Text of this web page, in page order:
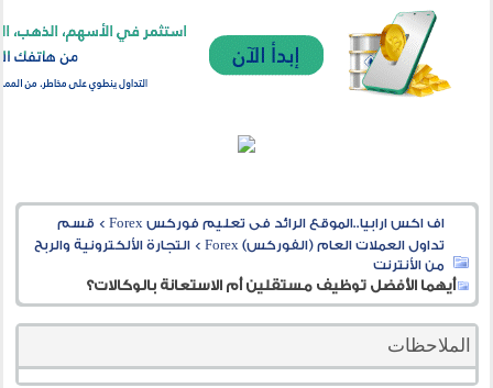
اف اكس ارابيا..الموقع الرائد فى تعليم فوركس Forex > قسم
تداول العملات العام (الفوركس) Forex
>التجارة الألكترونية والربح
من الأنترنت
أيهما الأفضل توظيف مستقلين أم الاستعانة بالوكالات؟
الملاحظات